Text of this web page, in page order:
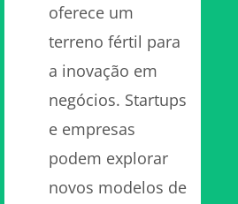
oferece um
terreno fértil para
a inovação em
negócios. Startups
e empresas
podem explorar
novos modelos de